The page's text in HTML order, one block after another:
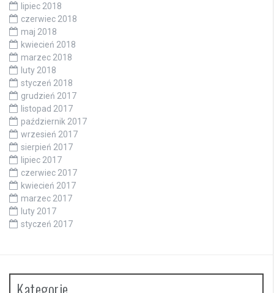
lipiec 2018
czerwiec 2018
maj 2018
kwiecień 2018
marzec 2018
luty 2018
styczeń 2018
grudzień 2017
listopad 2017
październik 2017
wrzesień 2017
sierpień 2017
lipiec 2017
czerwiec 2017
kwiecień 2017
marzec 2017
luty 2017
styczeń 2017
Kategorie